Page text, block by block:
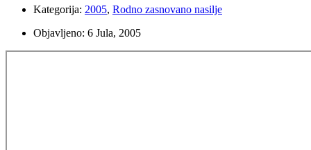
Kategorija: 2005, Rodno zasnovano nasilje
Objavljeno: 6 Jula, 2005